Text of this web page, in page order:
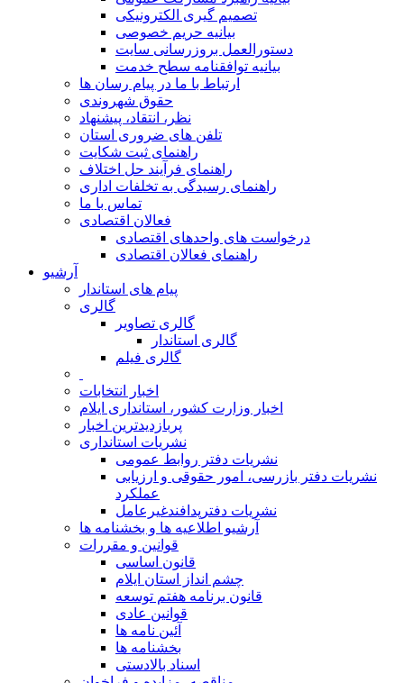
تصمیم گیری الکترونیکی
بیانیه حریم خصوصی
دستورالعمل بروزرسانی سایت
بیانیه توافقنامه سطح خدمت
ارتباط با ما در پیام رسان ها
حقوق شهروندی
نظر، انتقاد، پیشنهاد
تلفن های ضروری استان
راهنمای ثبت شکایت
راهنمای فرآیند حل اختلاف
راهنمای رسیدگی به تخلفات اداری
تماس با ما
فعالان اقتصادی
درخواست های واحدهای اقتصادی
راهنمای فعالان اقتصادی
آرشیو
پیام های استاندار
گالری
گالری تصاویر
گالری استاندار
گالری فیلم
اخبار انتخابات
اخبار وزارت کشور، استانداری ایلام
پربازدیدترین اخبار
نشریات استانداری
نشریات دفتر روابط عمومی
نشريات دفتر بازرسی، امور حقوقی و ارزيابی
عملکرد
نشريات دفترپدافندغيرعامل
آرشیو اطلاعیه ها و بخشنامه ها
قوانین و مقررات
قانون اساسی
چشم انداز استان ایلام
قانون برنامه هفتم توسعه
قوانین عادی
آئین نامه ها
بخشنامه ها
اسناد بالادستی